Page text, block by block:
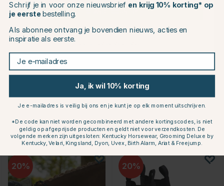
NAF
€34.95
TRIKEM
€20.27 €28.95
Anderen kochten ook
20 20
Schrijf je in voor onze nieuwsbrief en krijg 10% korting* op
je eerste bestelling.
Als abonnee ontvang je bovendien nieuws, acties en
inspiratie als eerste.
Je e-mailadres
Ja, ik wil 10% korting
Je e-mailadres is veilig bij ons en je kunt je op elk moment uitschrijven.
*De code kan niet worden gecombineerd met andere kortingscodes, is niet
geldig op afgeprijsde producten en geldt niet voor verzendkosten. De
volgende merken zijn uitgesloten: Kentucky Horsewear, Grooming Deluxe by
Kentucky, Velari, Kingsland, Dyon, Uvex, Birth Alarm, Ariat & Freejump.